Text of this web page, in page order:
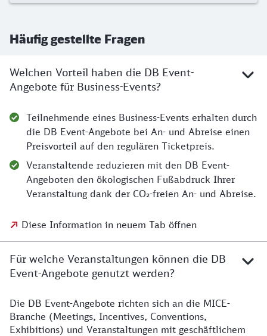
Häufig gestellte Fragen
Welchen Vorteil haben die DB Event-
Angebote für Business-Events?
Teilnehmende eines Business-Events erhalten durch
die DB Event-Angebote bei An- und Abreise einen
Preisvorteil auf den regulären Ticketpreis.
Veranstaltende reduzieren mit den DB Event-
Angeboten den ökologischen Fußabdruck Ihrer
Veranstaltung dank der CO₂-freien An- und Abreise.
Diese Information in neuem Tab öffnen
Für welche Veranstaltungen können die DB
Event-Angebote genutzt werden?
Die DB Event-Angebote richten sich an die MICE-
Branche (Meetings, Incentives, Conventions,
Exhibitions) und Veranstaltungen mit geschäftlichem